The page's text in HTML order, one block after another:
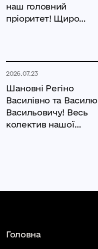
наш головний
пріоритет! Щиро
2026.07.23
Шановні Регіно
Василівно та Василю
Васильовичу! Весь
колектив нашої
Головна